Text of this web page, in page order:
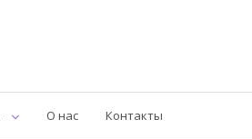
О нас Контакты